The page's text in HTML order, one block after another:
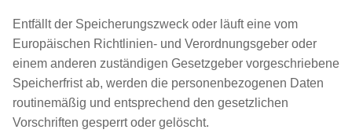
Entfällt der Speicherungszweck oder läuft eine vom
Europäischen Richtlinien- und Verordnungsgeber oder
einem anderen zuständigen Gesetzgeber vorgeschriebene
Speicherfrist ab, werden die personenbezogenen Daten
routinemäßig und entsprechend den gesetzlichen
Vorschriften gesperrt oder gelöscht.